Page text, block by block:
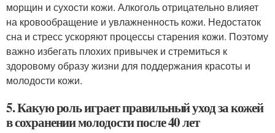
морщин и сухости кожи. Алкоголь отрицательно влияет
на кровообращение и увлажненность кожи. Недостаток
сна и стресс ускоряют процессы старения кожи. Поэтому
важно избегать плохих привычек и стремиться к
здоровому образу жизни для поддержания красоты и
молодости кожи.
5. Какую роль играет правильный уход за кожей
в сохранении молодости после 40 лет